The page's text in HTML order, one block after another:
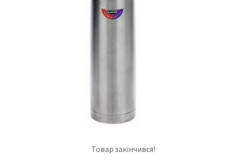
Товар закінчився!